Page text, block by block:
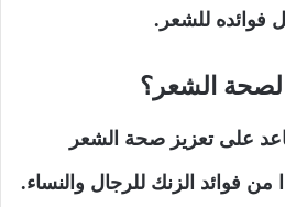
للشعر.
لصحة الشعر؟
على تعزيز صحة الشعر
فوائد الزنك للرجال والنساء.